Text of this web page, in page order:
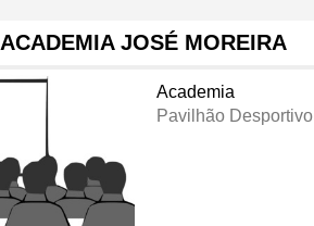
ACADEMIA JOSÉ MOREIRA
Academia
Pavilhão Desportivo